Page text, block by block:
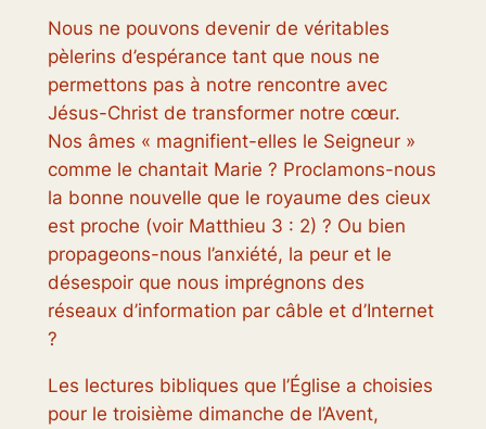
Nous ne pouvons devenir de véritables
pèlerins d’espérance tant que nous ne
permettons pas à notre rencontre avec
Jésus-Christ de transformer notre cœur.
Nos âmes « magnifient-elles le Seigneur »
comme le chantait Marie ? Proclamons-nous
la bonne nouvelle que le royaume des cieux
est proche (voir Matthieu 3 : 2) ? Ou bien
propageons-nous l’anxiété, la peur et le
désespoir que nous imprégnons des
réseaux d’information par câble et d’Internet
?
Les lectures bibliques que l’Église a choisies
pour le troisième dimanche de l’Avent,